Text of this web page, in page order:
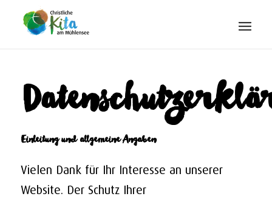
Einleitung und allgemeine Angaben
Vielen Dank für Ihr Interesse an unserer
Website. Der Schutz Ihrer